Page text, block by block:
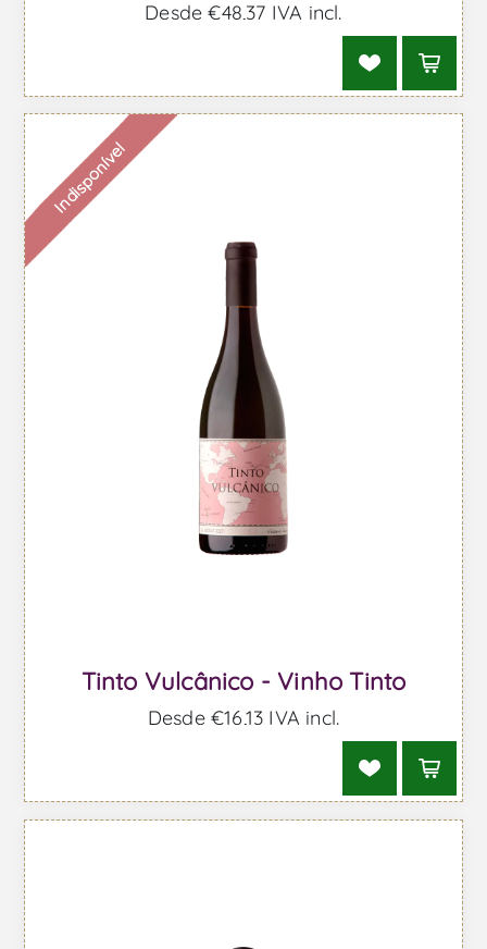
Desde €48,37 IVA incl.
Indisponível
Tinto Vulcânico - Vinho Tinto
Desde €16,13 IVA incl.